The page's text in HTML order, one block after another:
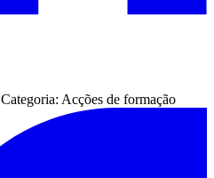
Categoria: Acções de formação